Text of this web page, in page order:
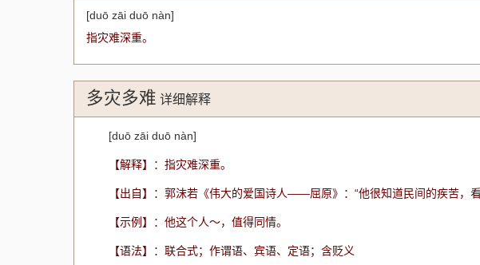
[duō zāi duō nàn]
指灾难深重。
多灾多难 详细解释
[duō zāi duō nàn]
【解释】：指灾难深重。
【出自】：郭沫若《伟大的爱国诗人——屈原》：“他很知道民间的疾苦，
【示例】：他这个人～，值得同情。
【语法】：联合式；作谓语、宾语、定语；含贬义